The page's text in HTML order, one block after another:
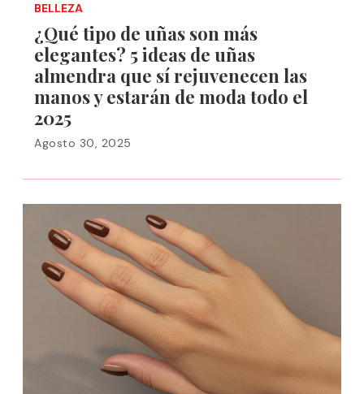
BELLEZA
¿Qué tipo de uñas son más
elegantes? 5 ideas de uñas
almendra que sí rejuvenecen las
manos y estarán de moda todo el
2025
Agosto 30, 2025